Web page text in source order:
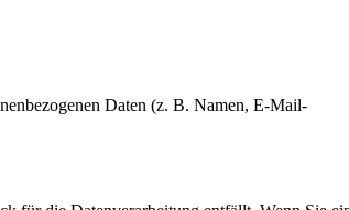
Daten (z. B. Namen, E-Mail-